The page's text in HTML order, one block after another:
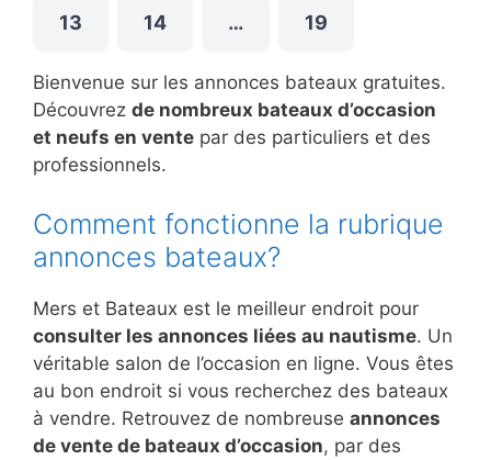
13 14 … 19
Bienvenue sur les annonces bateaux gratuites.
Découvrez de nombreux bateaux d’occasion
et neufs en vente par des particuliers et des
professionnels.
Comment fonctionne la rubrique
annonces bateaux?
Mers et Bateaux est le meilleur endroit pour
consulter les annonces liées au nautisme. Un
véritable salon de l’occasion en ligne. Vous êtes
au bon endroit si vous recherchez des bateaux
à vendre. Retrouvez de nombreuse annonces
de vente de bateaux d’occasion, par des